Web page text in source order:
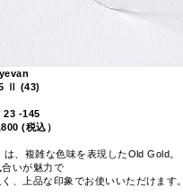
Ⅱ (43)
-145
(税込）
は、複雑な色味を表現したOld Gold。
いが魅力で
、上品な印象でお使いいただけます。